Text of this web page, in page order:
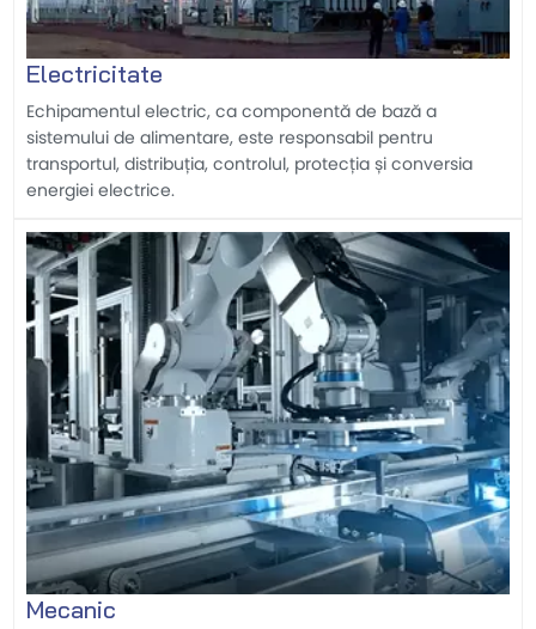
Electricitate
Echipamentul electric, ca componentă de bază a
sistemului de alimentare, este responsabil pentru
transportul, distribuția, controlul, protecția și conversia
energiei electrice.
Mecanic